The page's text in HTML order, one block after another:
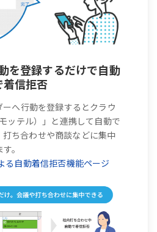
を登録するだけで自動
着信拒否
へ行動を登録するとクラウ
ッテル）」と連携して自動で
ち合わせや商談などに集中
。
る自動着信拒否機能ページ